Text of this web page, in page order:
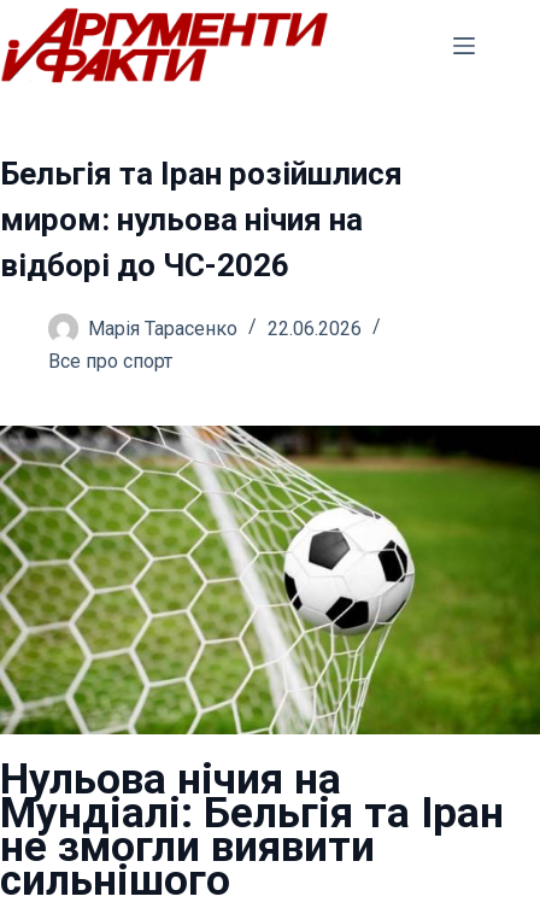
Перейти
до
вмісту
Бельгія та Іран розійшлися
миром: нульова нічия на
відборі до ЧС-2026
Марія Тарасенко
22.06.2026
Все про спорт
Нульова нічия на
Мундіалі: Бельгія та Іран
не змогли виявити
сильнішого